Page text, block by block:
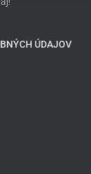
ÚDAJOV